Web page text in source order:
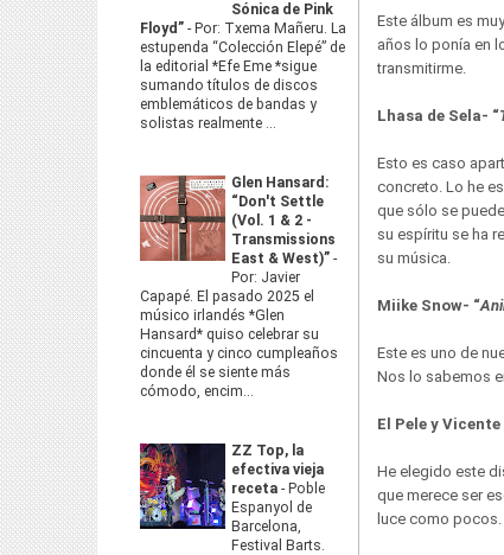
Sónica de Pink
Floyd” - Por: Txema Mañeru. La
estupenda “Colección Elepé” de
la editorial *Efe Eme *sigue
sumando títulos de discos
emblemáticos de bandas y
solistas realmente ...
Glen Hansard:
“Don't Settle
(Vol. 1 & 2 -
Transmissions
East & West)” -
Por: Javier
Capapé. El pasado 2025 el
músico irlandés *Glen
Hansard* quiso celebrar su
cincuenta y cinco cumpleaños
donde él se siente más
cómodo, encim...
ZZ Top, la
efectiva vieja
receta - Poble
Espanyol de
Barcelona,
Festival Barts.
Este álbum es
años lo ponía en
transmitirme.
Lhasa de Sela- “
Esto es caso
concreto. Lo he
que sólo se
su espíritu se ha
su música.
Miike Snow- “
Este es uno de
Nos lo sabemos
El Pele y
He elegido este
que merece ser
luce como pocos.